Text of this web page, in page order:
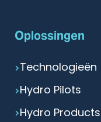
Oplossingen
Technologieën
Hydro Pilots
Hydro Products